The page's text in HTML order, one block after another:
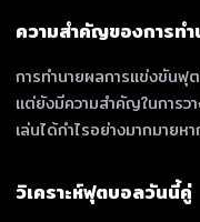
ความสำคัญของการทำ
การทำนายผลการแข่งขันฟุ
แต่ยังมีความสำคัญในการว
เล่นได้กำไรอย่างมากมายห
วิเคราะห์ฟุตบอลวันนี้คู่